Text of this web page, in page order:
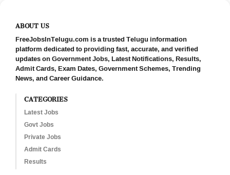
ABOUT US
FreeJobsInTelugu.com is a trusted Telugu information
platform dedicated to providing fast, accurate, and verified
updates on Government Jobs, Latest Notifications, Results,
Admit Cards, Exam Dates, Government Schemes, Trending
News, and Career Guidance.
CATEGORIES
Latest Jobs
Govt Jobs
Private Jobs
Admit Cards
Results